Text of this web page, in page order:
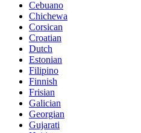
Cebuano
Chichewa
Corsican
Croatian
Dutch
Estonian
Filipino
Finnish
Frisian
Galician
Georgian
Gujarati